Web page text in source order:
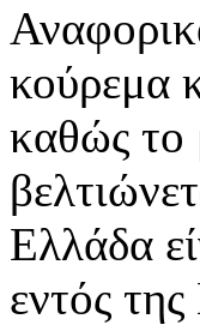
κούρεμα
καθώς το
Ελλάδα
εντός